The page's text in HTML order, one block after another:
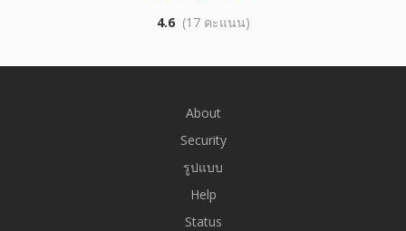
4.6 (17 คะแนน)
About
Security
รูปแบบ
Help
Status